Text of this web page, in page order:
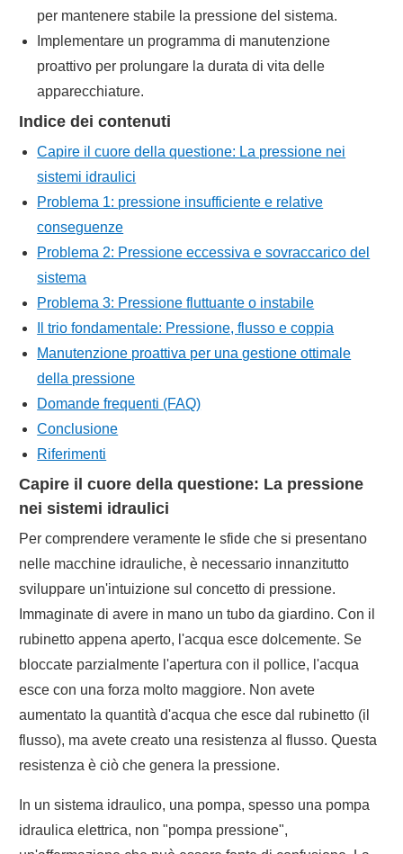
per mantenere stabile la pressione del sistema.
Implementare un programma di manutenzione
proattivo per prolungare la durata di vita delle
apparecchiature.
Indice dei contenuti
Capire il cuore della questione: La pressione nei
sistemi idraulici
Problema 1: pressione insufficiente e relative
conseguenze
Problema 2: Pressione eccessiva e sovraccarico del
sistema
Problema 3: Pressione fluttuante o instabile
Il trio fondamentale: Pressione, flusso e coppia
Manutenzione proattiva per una gestione ottimale
della pressione
Domande frequenti (FAQ)
Conclusione
Riferimenti
Capire il cuore della questione: La pressione
nei sistemi idraulici
Per comprendere veramente le sfide che si presentano
nelle macchine idrauliche, è necessario innanzitutto
sviluppare un'intuizione sul concetto di pressione.
Immaginate di avere in mano un tubo da giardino. Con il
rubinetto appena aperto, l'acqua esce dolcemente. Se
bloccate parzialmente l'apertura con il pollice, l'acqua
esce con una forza molto maggiore. Non avete
aumentato la quantità d'acqua che esce dal rubinetto (il
flusso), ma avete creato una resistenza al flusso. Questa
resistenza è ciò che genera la pressione.
In un sistema idraulico, una pompa, spesso una pompa
idraulica elettrica, non "pompa pressione",